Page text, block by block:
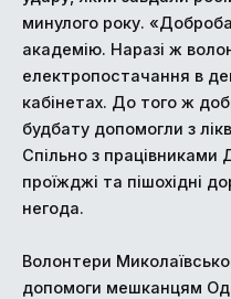
минулого року.
академію. Наразі ж
електропостачання в
кабінетах. До того ж
будбату допомогли з
Спільно з
проїжджі та пішохідні
негода.
Волонтери
допомоги мешканцям